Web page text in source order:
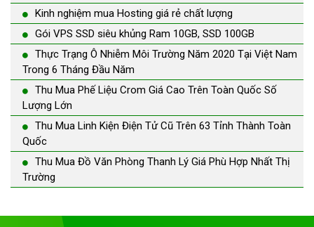
Kinh nghiệm mua Hosting giá rẻ chất lượng
Gói VPS SSD siêu khủng Ram 10GB, SSD 100GB
Thực Trạng Ô Nhiễm Môi Trường Năm 2020 Tại Việt Nam
Trong 6 Tháng Đầu Năm
Thu Mua Phế Liệu Crom Giá Cao Trên Toàn Quốc Số
Lượng Lớn
Thu Mua Linh Kiện Điện Tử Cũ Trên 63 Tỉnh Thành Toàn
Quốc
Thu Mua Đồ Văn Phòng Thanh Lý Giá Phù Hợp Nhất Thị
Trường